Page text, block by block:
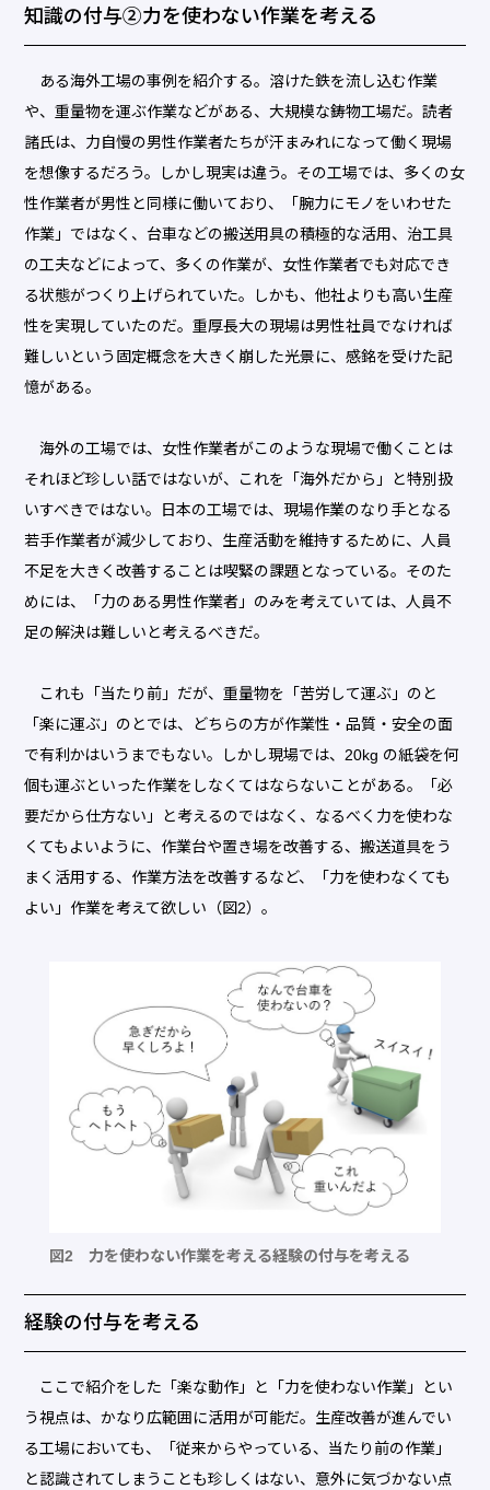
知識の付与②力を使わない作業を考える
ある海外工場の事例を紹介する。溶けた鉄を流し込む作業
や、重量物を運ぶ作業などがある、大規模な鋳物工場だ。読者
諸氏は、力自慢の男性作業者たちが汗まみれになって働く現場
を想像するだろう。しかし現実は違う。その工場では、多くの女
性作業者が男性と同様に働いており、「腕力にモノをいわせた
作業」ではなく、台車などの搬送用具の積極的な活用、治工具
の工夫などによって、多くの作業が、女性作業者でも対応でき
る状態がつくり上げられていた。しかも、他社よりも高い生産
性を実現していたのだ。重厚長大の現場は男性社員でなければ
難しいという固定概念を大きく崩した光景に、感銘を受けた記
憶がある。
海外の工場では、女性作業者がこのような現場で働くことは
それほど珍しい話ではないが、これを「海外だから」と特別扱
いすべきではない。日本の工場では、現場作業のなり手となる
若手作業者が減少しており、生産活動を維持するために、人員
不足を大きく改善することは喫緊の課題となっている。そのた
めには、「力のある男性作業者」のみを考えていては、人員不
足の解決は難しいと考えるべきだ。
これも「当たり前」だが、重量物を「苦労して運ぶ」のと
「楽に運ぶ」のとでは、どちらの方が作業性・品質・安全の面
で有利かはいうまでもない。しかし現場では、20kg の紙袋を何
個も運ぶといった作業をしなくてはならないことがある。「必
要だから仕方ない」と考えるのではなく、なるべく力を使わな
くてもよいように、作業台や置き場を改善する、搬送道具をう
まく活用する、作業方法を改善するなど、「力を使わなくても
よい」作業を考えて欲しい（図2）。
図2 力を使わない作業を考える経験の付与を考える
経験の付与を考える
ここで紹介をした「楽な動作」と「力を使わない作業」とい
う視点は、かなり広範囲に活用が可能だ。生産改善が進んでい
る工場においても、「従来からやっている、当たり前の作業」
と認識されてしまうことも珍しくはない、意外に気づかない点